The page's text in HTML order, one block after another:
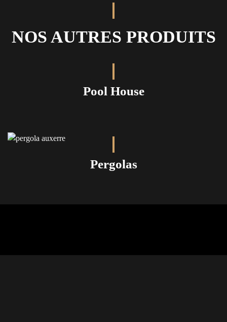
NOS AUTRES PRODUITS
Pool House
Pergolas